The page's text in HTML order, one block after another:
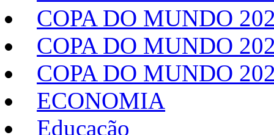
COPA DO MUNDO
COPA DO MUNDO
COPA DO MUNDO
ECONOMIA
Educação